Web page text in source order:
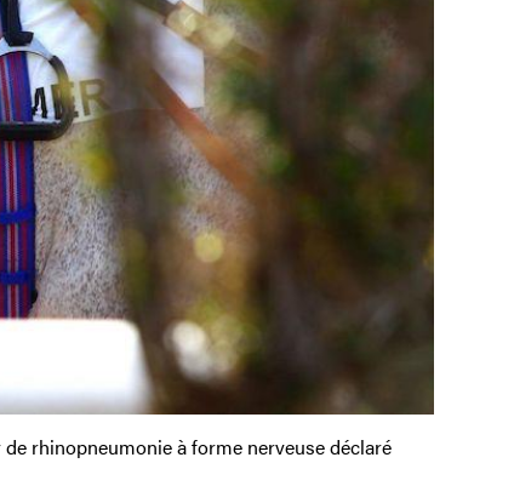
de rhinopneumonie à forme nerveuse déclaré